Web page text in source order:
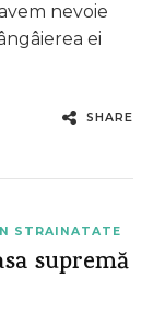
nevoie
ei
SHARE
STRAINATATE
supremă